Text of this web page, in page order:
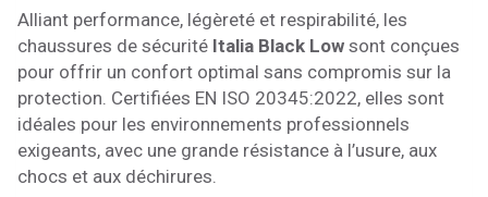
Alliant performance, légèreté et respirabilité, les
chaussures de sécurité Italia Black Low sont conçues
pour offrir un confort optimal sans compromis sur la
protection. Certifiées EN ISO 20345:2022, elles sont
idéales pour les environnements professionnels
exigeants, avec une grande résistance à l’usure, aux
chocs et aux déchirures.